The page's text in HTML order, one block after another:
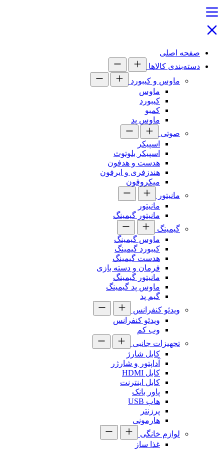
صفحه اصلی
دسته‌بندی کالاها
ماوس و کیبورد
ماوس
کیبورد
کمبو
ماوس پد
صوتی
اسپیکر
اسپیکر بلوتوث
هدست و هدفون
هندزفری و ایرفون
میکروفون
مانیتور
مانیتور
مانیتور گیمینگ
گیمینگ
ماوس گیمینگ
کیبورد گیمینگ
هدست گیمینگ
فرمان و دسته بازی
مانیتور گیمینگ
ماوس پد گیمینگ
گیم پد
ویدئو کنفرانس
ویدئو کنفرانس
وب کم
تجهیزات جانبی
کابل شارژ
آداپتور و شارژر
کابل HDMI
کابل اینترنت
پاور بانک
هاب USB
پرزنتر
هارمونی
لوازم خانگی
غذا ساز